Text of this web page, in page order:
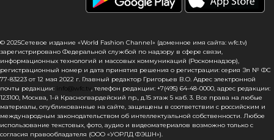
информацию, запоминая предпочтения в области
сайта, вы подтверждаете свое согласие на использование
файлов cookie в соответствии с настоящим уведомлением
в отношении данного типа файлов. Если вы не согласны
с тем, чтобы мы использовали данный тип файлов,
то вы должны соответствующим образом установить
настройки вашего браузера или не использовать сайт wfc.tv
© 2025Сетевое издание «World Fashion Channel» (доменное имя сайта: wfc.tv)
зарегистрировано Федеральной службой по надзору в сфере связи,
информационных технологий и массовых коммуникаций (Роскомнадзор),
регистрационный номер и дата принятия решения о регистрации: серия Эл № ФС
77-83223 от 12 мая 2022 г. Главный редактор Григорьев В.О. Адрес электронной
почты редакции: info@wfc.tv, телефон редакции: +7(495) 64-48-0000, адрес редакции:
123100, Москва, 1-й Красногвардейский пр., д.15 этаж 5 каб. 3. Все права на любые
материалы, опубликованные на сайте, защищены в соответствии с российским и
международным законодательством об интеллектуальной собственности. Любое
использование текстовых, фото, аудио и видеоматериалов возможно только с
согласия правообладателя (ООО «УОРЛД ФЭШН»).